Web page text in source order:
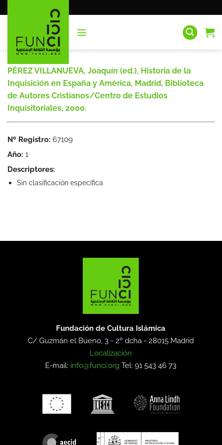
al
PÉREZ VILLANUEVA, Joaquín (ed.), Historia de la
Inquisición en España y América, Madrid, Biblioteca
de Autores Cristianos/Centro de Estudios
Inquisitoriales, 2000.
Nº Registro: 67109
Año: 1
Descriptores:
Sin clasificación específica
Fundación de Cultura Islámica
C/ Guzmán el Bueno, 3 - 2º dcha -28015 Madrid
Localización
E-mail: info@funci.org Tel: 91 543 46 73